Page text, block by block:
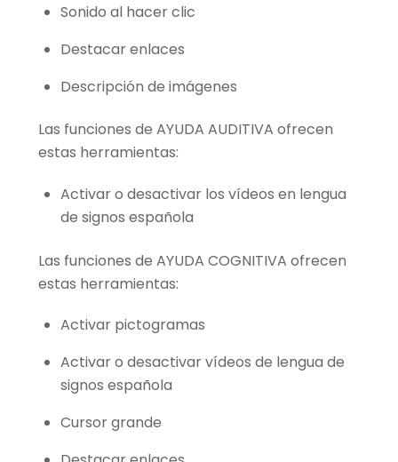
Sonido al hacer clic
Destacar enlaces
Descripción de imágenes
Las funciones de AYUDA AUDITIVA ofrecen
estas herramientas:
Activar o desactivar los vídeos en lengua
de signos española
Las funciones de AYUDA COGNITIVA ofrecen
estas herramientas:
Activar pictogramas
Activar o desactivar vídeos de lengua de
signos española
Cursor grande